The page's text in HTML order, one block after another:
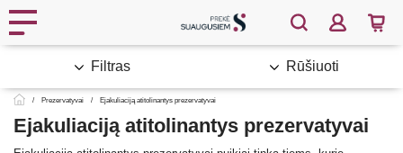
Prezervatyvai Ejakuliaciją atitolinantys prezervatyvai
Filtras Rūšiuoti
Ejakuliaciją atitolinantys prezervatyvai